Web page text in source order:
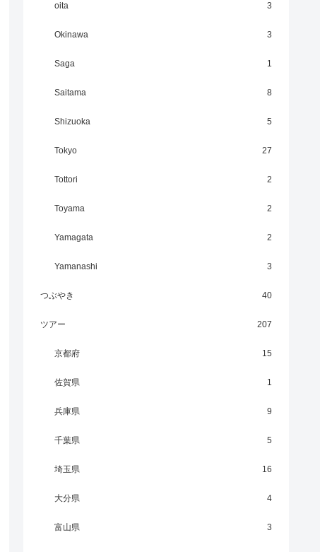
oita 3
Okinawa 3
Saga 1
Saitama 8
Shizuoka 5
Tokyo 27
Tottori 2
Toyama 2
Yamagata 2
Yamanashi 3
つぶやき 40
ツアー 207
京都府 15
佐賀県 1
兵庫県 9
千葉県 5
埼玉県 16
大分県 4
富山県 3